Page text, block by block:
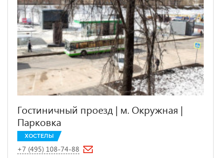
Гостиничный проезд | м. Окружная |
Парковка
ХОСТЕЛЫ
+7 (495) 108-74-88